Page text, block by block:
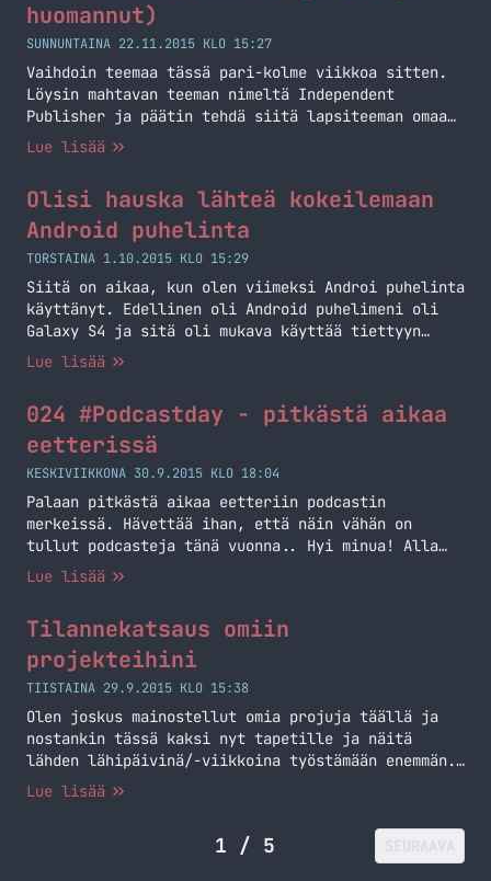
huomannut)
SUNNUNTAINA 22.11.2015 KLO 15:27
Vaihdoin teemaa tässä pari-kolme viikkoa sitten.
Löysin mahtavan teeman nimeltä Independent
Publisher ja päätin tehdä siitä lapsiteeman omaa
blogia varten. Käänsinkin osittain tämän jo
tuunauksia ja päätin kirjoittaa tämän perinteisen
postauksen siitä, että teema on vaihtunut.
Itselleni ehkä isoin muutos… Jatka lukemista Olen
uusinut teeman (jos et jo huomannut)
Lue lisää
Olisi hauska lähteä kokeilemaan
Android puhelinta
TORSTAINA 1.10.2015 KLO 15:29
Siitä on aikaa, kun olen viimeksi Androi puhelinta
käyttänyt. Edellinen oli Android puhelimeni oli
Galaxy S4 ja sitä oli mukava käyttää tiettyyn
pisteeseen asti. Samsung rajoitti liikaa ja
minulle ja iPhone 6 oli tulossa.
Lue lisää
024 #Podcastday - pitkästä aikaa
eetterissä
KESKIVIIKKONA 30.9.2015 KLO 18:04
Palaan pitkästä aikaa eetteriin podcastin
merkeissä. Hävettää ihan, että näin vähän on
tullut podcasteja tänä vuonna.. Hyi minua! Alla
kuitenkin tämänkertaisen podcastin muistilista ja
joten suon sille pari sanaa ja mainosta samalla.
Tuota linkkaamaani sivustoa kannataa käydä
tutkailemassa, löytyypi nimittäin mielenkiintoista
historiaa ja muuta… Jatka lukemista 024
#Podcastday – pitkästä aikaa eetterissä
Lue lisää
Tilannekatsaus omiin
projekteihini
TIISTAINA 29.9.2015 KLO 15:38
Olen joskus mainostellut omia projuja täällä ja
nostankin tässä kaksi nyt tapetille ja näitä
lähden lähipäivinä/-viikkoina työstämään enemmän.
Avaan hieman mitä lähden tekemään ja miksi.
Lue lisää
1 / 5